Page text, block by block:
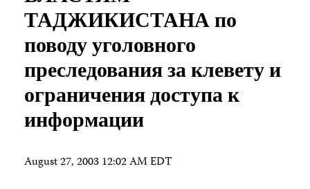
ТАДЖИКИСТАНА по
поводу уголовного
преследования за клевету и
ограничения доступа к
информации
August 27, 2003 12:02 AM EDT